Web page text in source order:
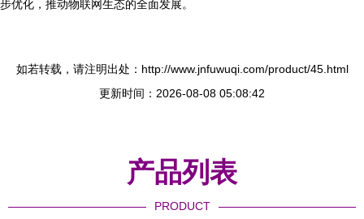
步优化，推动物联网生态的全面发展。
如若转载，请注明出处：http://www.jnfuwuqi.com/product/45.html
更新时间：2026-08-08 05:08:42
产品列表
PRODUCT